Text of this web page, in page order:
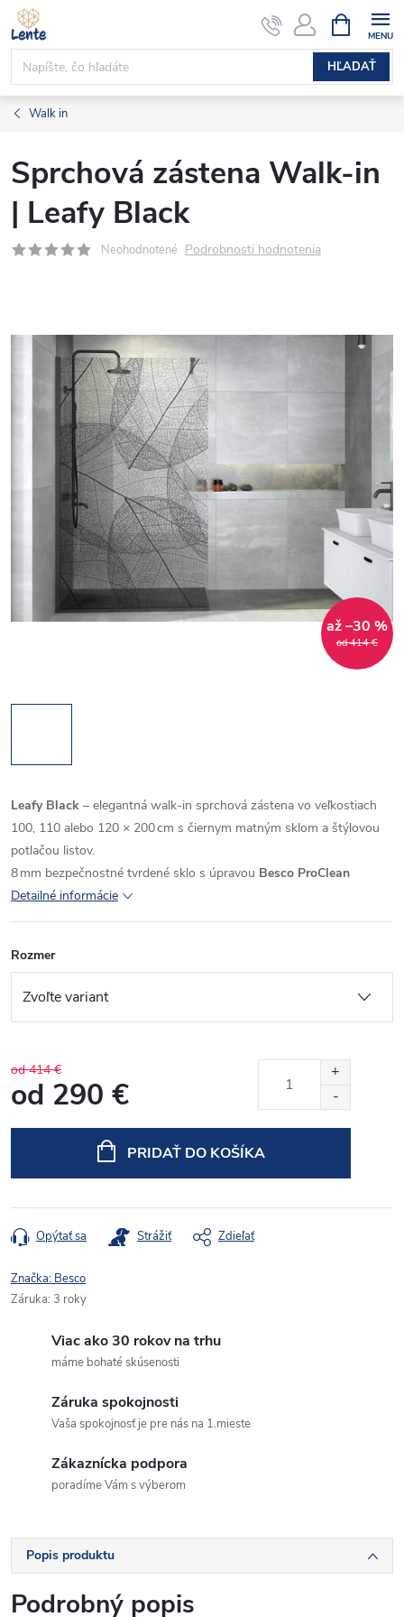
Prejsť
na
obsah
HĽADAŤ
KOŠÍK
Walk in
Sprchová zástena Walk-in
| Leafy Black
Neohodnotené Podrobnosti hodnotenia
od 414 €
až –30 %
Leafy Black – elegantná walk-in sprchová zástena vo veľkostiach
100, 110 alebo 120 × 200 cm s čiernym matným sklom a štýlovou
potlačou listov.
8 mm bezpečnostné tvrdené sklo s úpravou Besco ProClean
Detailné informácie
Rozmer
od 414 €
od 290 €
PRIDAŤ DO KOŠÍKA
Opýtať sa Strážiť Zdieľať
Značka: Besco
Záruka: 3 roky
Viac ako 30 rokov na trhu
máme bohaté skúsenosti
Záruka spokojnosti
Vaša spokojnosť je pre nás na 1.mieste
Zákaznícka podpora
poradíme Vám s výberom
Popis produktu
Podrobný popis